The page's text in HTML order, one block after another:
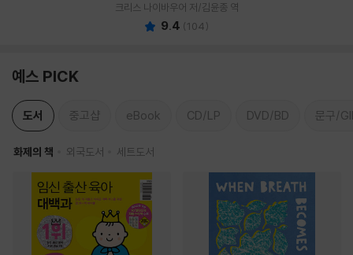
크리스 나이바우어 저/김윤종 역
9.4 (104)
예스 PICK
도서 중고샵 eBook CD/LP DVD/BD 문구/
화제의 책 외국도서 세트도서